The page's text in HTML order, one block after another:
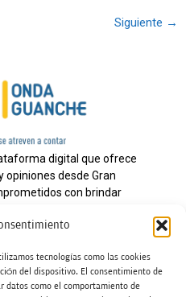
tecnologías como las cookies
del dispositivo. El consentimiento de
datos como el comportamiento de
Siguiente →
digital que ofrece
opiniones desde Gran
con brindar